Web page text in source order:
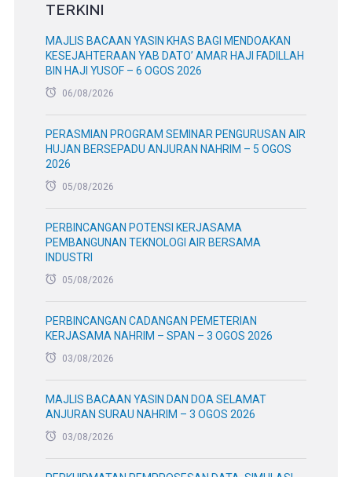
TERKINI
MAJLIS BACAAN YASIN KHAS BAGI MENDOAKAN
KESEJAHTERAAN YAB DATO’ AMAR HAJI FADILLAH
BIN HAJI YUSOF – 6 OGOS 2026
06/08/2026
PERASMIAN PROGRAM SEMINAR PENGURUSAN AIR
HUJAN BERSEPADU ANJURAN NAHRIM – 5 OGOS
2026
05/08/2026
PERBINCANGAN POTENSI KERJASAMA
PEMBANGUNAN TEKNOLOGI AIR BERSAMA
INDUSTRI
05/08/2026
PERBINCANGAN CADANGAN PEMETERIAN
KERJASAMA NAHRIM – SPAN – 3 OGOS 2026
03/08/2026
MAJLIS BACAAN YASIN DAN DOA SELAMAT
ANJURAN SURAU NAHRIM – 3 OGOS 2026
03/08/2026